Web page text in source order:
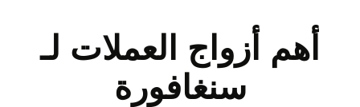
أهم أزواج العملات لـ
سنغافورة